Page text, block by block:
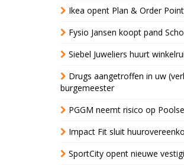
Ikea opent Plan & Order
Fysio Jansen koopt pand
Siebel Juweliers huurt
Drugs aangetroffen in uw
burgemeester
PGGM neemt risico op
Impact Fit sluit
SportCity opent nieuwe